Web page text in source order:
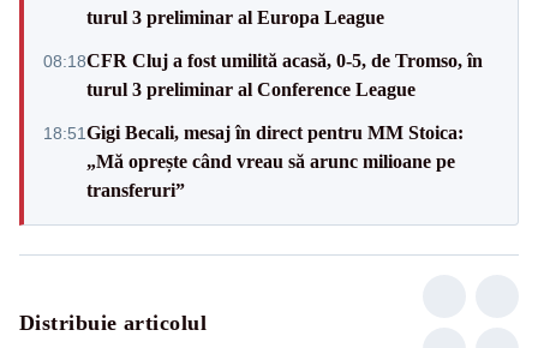
turul 3 preliminar al Europa League
08:18CFR Cluj a fost umilită acasă, 0-5, de Tromso, în
turul 3 preliminar al Conference League
18:51Gigi Becali, mesaj în direct pentru MM Stoica:
„Mă oprește când vreau să arunc milioane pe
transferuri”
Distribuie articolul